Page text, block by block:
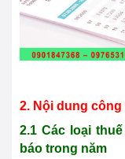
2. Nội dung
2.1 Các loại
báo trong năm